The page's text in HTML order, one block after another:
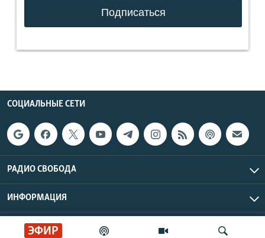
ЭФИР
СОЦИАЛЬНЫЕ СЕТИ
РАДИО СВОБОДА
ИНФОРМАЦИЯ
Радио Свобода © 2026 RFE/RL, Inc. | Все права защищены.